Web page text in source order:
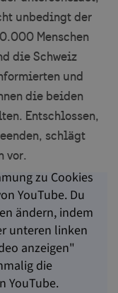
unbedingt der
Menschen
die Schweiz
und
die beiden
Entschlossen,
schlägt
vor.
zu Cookies
YouTube. Du
ändern, indem
unteren linken
anzeigen"
die
YouTube.